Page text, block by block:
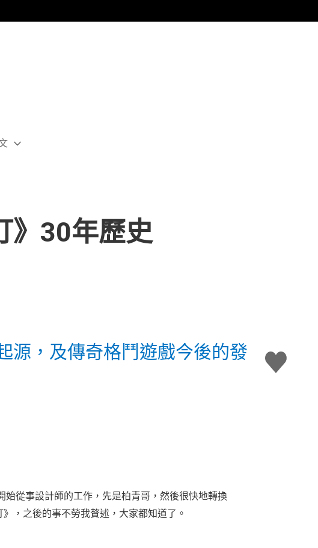
》30年歷史
讚
源，及傳奇格鬥遊戲今後的發
從事設計師的工作，先是柏青哥，然後很快地轉換
，之後的事不勞我贅述，大家都知道了。